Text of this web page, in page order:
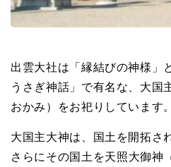
出雲大社は「縁結びの神様」
うさぎ神話」で有名な、大国
おかみ）をお祀りしています。
大国主大神は、国土を開拓さ
さらにその国土を天照大御神